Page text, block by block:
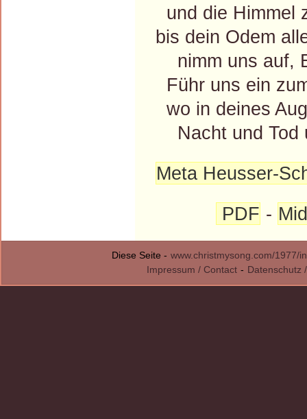
und die Himmel
bis dein Odem
nimm uns auf,
Führ uns ein
wo in deines
Nacht und Tod
Meta Heusser-
PDF -
Diese Seite - www.christmysong.com/1977/
Impressum / Contact - Datenschutz